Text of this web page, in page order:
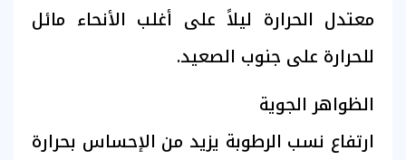
معتدل الحرارة ليلاً على أغلب الأنحاء مائل
للحرارة على جنوب الصعيد.
الظواهر الجوية
ارتفاع نسب الرطوبة يزيد من الإحساس بحرارة